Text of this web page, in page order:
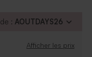
45 bonbons,
aux amandes, 3
: AOUTDAYS26
Afficher les prix